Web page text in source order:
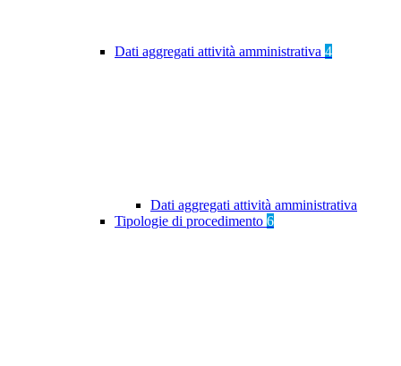
Dati aggregati attività amministrativa 4
Dati aggregati attività amministrativa
Tipologie di procedimento 6